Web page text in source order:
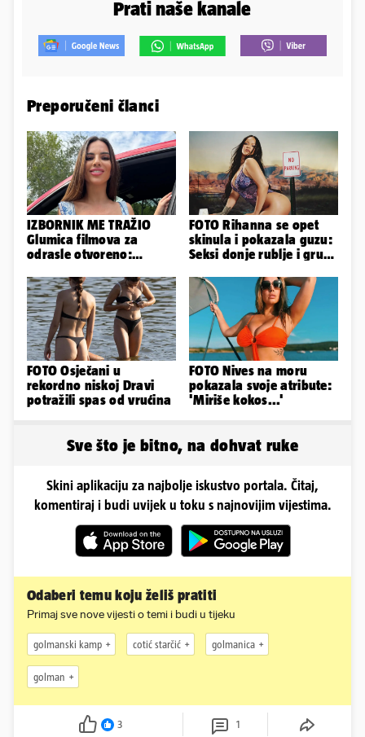
Prati naše kanale
Preporučeni članci
IZBORNIK ME TRAŽIO
Glumica filmova za
odrasle otvoreno:
SP-a'
FOTO Rihanna se opet
skinula i pokazala guzu:
Seksi donje rublje i grudi
FOTO Osječani u
rekordno niskoj Dravi
potražili spas od vrućina
FOTO Nives na moru
pokazala svoje atribute:
'Miriše kokos...'
Sve što je bitno, na dohvat ruke
Skini aplikaciju za najbolje iskustvo portala. Čitaj,
komentiraj i budi uvijek u toku s najnovijim vijestima.
Odaberi temu koju želiš pratiti
Primaj sve nove vijesti o temi i budi u tijeku
golmanski kamp cotić starčić golmanica
golman
3 1